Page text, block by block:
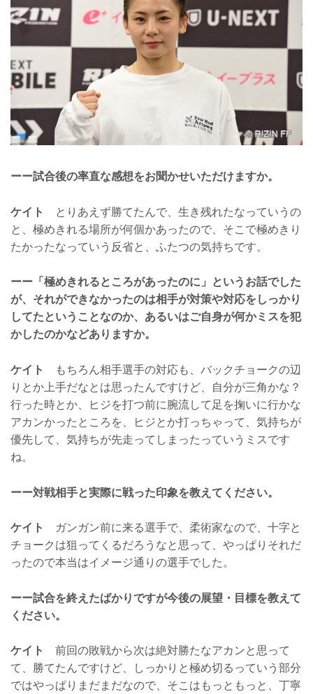
ーー試合後の率直な感想をお聞かせいただけますか。
ケイト
とりあえず勝てたんで、生き残れたなっていうの
と、極めきれる場所が何個かあったので、そこで極めきり
たかったなっていう反省と、ふたつの気持ちです。
ーー「極めきれるところがあったのに」というお話でした
が、それができなかったのは相手が対策や対応をしっかり
してたということなのか、あるいはご自身が何かミスを犯
かしたのかなどありますか。
ケイト
もちろん相手選手の対応も、バックチョークの辺
りとか上手だなとは思ったんですけど、自分が三角かな？
行った時とか、ヒジを打つ前に腕流して足を掬いに行かな
アカンかったところを、ヒジとか打っちゃって、気持ちが
優先して、気持ちが先走ってしまったっていうミスです
ね。
ーー対戦相手と実際に戦った印象を教えてください。
ケイト
ガンガン前に来る選手で、柔術家なので、十字と
チョークは狙ってくるだろうなと思って、やっぱりそれだ
ったので本当はイメージ通りの選手でした。
ーー試合を終えたばかりですが今後の展望・目標を教えて
ください。
ケイト
前回の敗戦から次は絶対勝たなアカンと思って
て、勝てたんですけど、しっかりと極め切るっていう部分
ではやっぱりまだまだなので、そこはもっともっと、丁寧